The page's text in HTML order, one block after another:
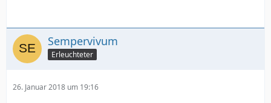
Sempervivum
Erleuchteter
26. Januar 2018 um 19:16